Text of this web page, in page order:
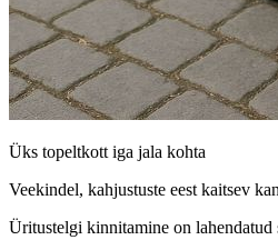
Üks topeltkott iga jala kohta
Veekindel, kahjustuste eest kaitsev
Üritustelgi kinnitamine on lahendatud